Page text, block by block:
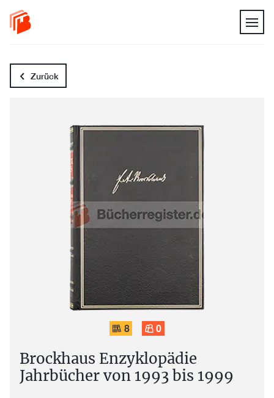
Zurück
8 0
Brockhaus Enzyklopädie
Jahrbücher von 1993 bis 1999